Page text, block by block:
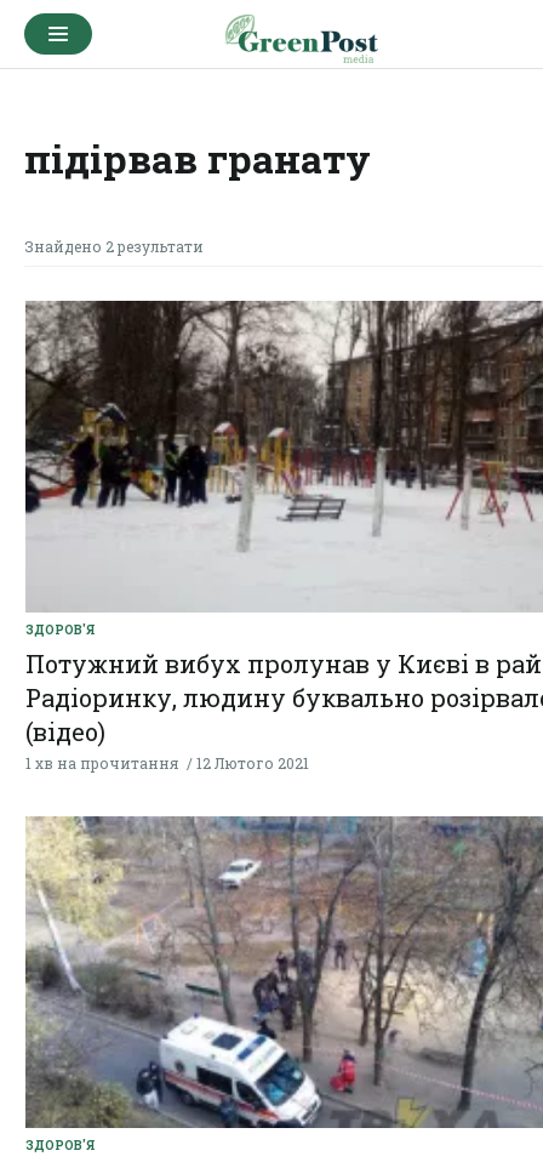
підірвав гранату
Знайдено 2 результати
ЗДОРОВ'Я
Потужний вибух пролунав у Києві в
Радіоринку, людину буквально
(відео)
1 хв на прочитання 12 Лютого 2021
ЗДОРОВ'Я